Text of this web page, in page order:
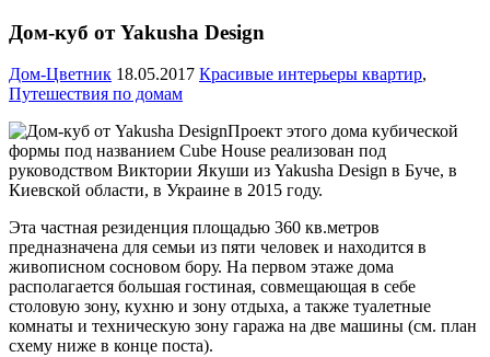
Дом-куб от Yakusha Design
Дом-Цветник 18.05.2017 Красивые интерьеры квартир,
Путешествия по домам
Проект этого дома кубической
формы под названием Cube House реализован под
руководством Виктории Якуши из Yakusha Design в Буче, в
Киевской области, в Украине в 2015 году.
Эта частная резиденция площадью 360 кв.метров
предназначена для семьи из пяти человек и находится в
живописном сосновом бору. На первом этаже дома
располагается большая гостиная, совмещающая в себе
столовую зону, кухню и зону отдыха, а также туалетные
комнаты и техническую зону гаража на две машины (см. план
схему ниже в конце поста).